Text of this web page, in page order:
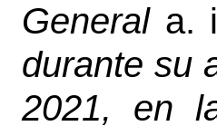
General a.
durante su
2021, en